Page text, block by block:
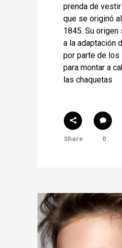
prenda de
que se originó
1845. Su origen
a la adaptación
por parte de los
para montar a
las chaquetas
Share 0